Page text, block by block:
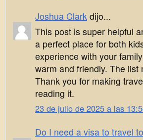
Joshua Clark dijo...
This post is super helpful
a perfect place for both
experience with your
warm and friendly. The
Thank you for making
reading it.
23 de julio de 2025 a las
Do I need a visa to travel